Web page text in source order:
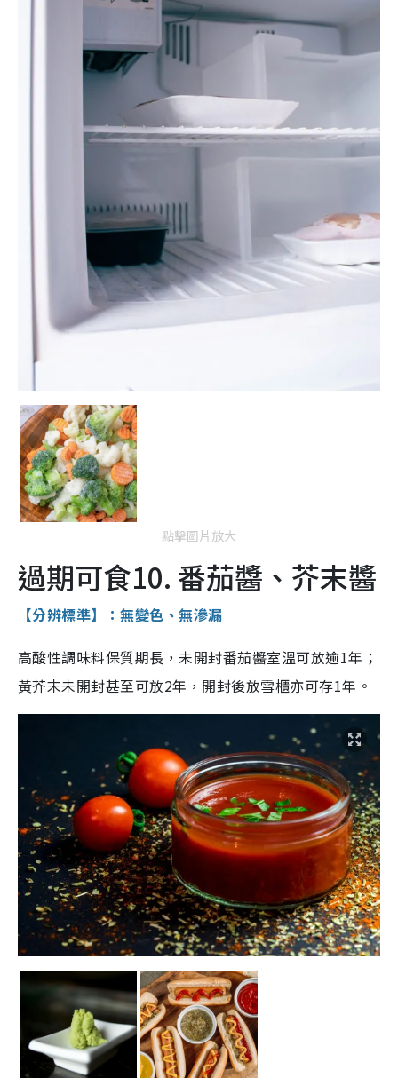
點擊圖片放大
過期可食10. 番茄醬、芥末醬
【分辨標準】：無變色、無滲漏
高酸性調味料保質期長，未開封番茄醬室溫可放逾1年；
黃芥末未開封甚至可放2年，開封後放雪櫃亦可存1年。